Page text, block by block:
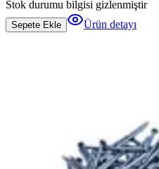
Stok durumu bilgisi gizlenmiştir
Sepete Ekle Ürün detayı